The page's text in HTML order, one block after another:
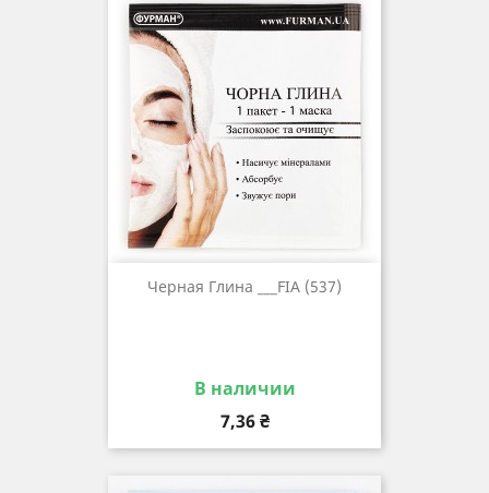
Черная Глина ___FIA (537)
В наличии
Цена
7,36 ₴